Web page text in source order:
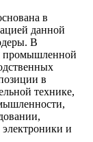
в
данной
В
промышленной
в
технике,
электроники и